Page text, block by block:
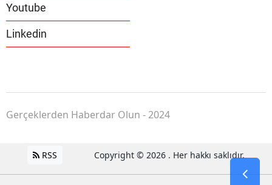
Youtube
Linkedin
Gerçeklerden Haberdar Olun - 2024
RSS Copyright © 2026 . Her hakkı saklıdır.